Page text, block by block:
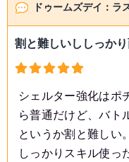
ドゥームズデイ：ラ
割と難しいししっか
シェルター強化はポ
ら普通だけど、バト
というか割と難しい。
しっかりスキル使っ